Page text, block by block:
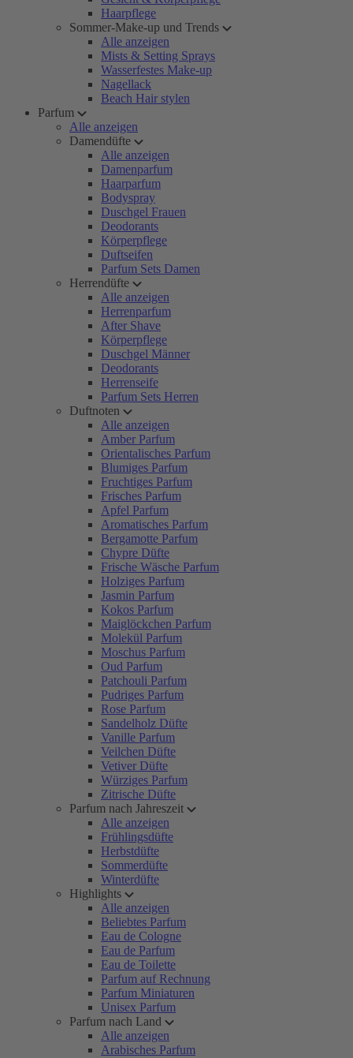
Haarpflege
Sommer-Make-up und Trends
Alle anzeigen
Mists & Setting Sprays
Wasserfestes Make-up
Nagellack
Beach Hair stylen
Parfum
Alle anzeigen
Damendüfte
Alle anzeigen
Damenparfum
Haarparfum
Bodyspray
Duschgel Frauen
Deodorants
Körperpflege
Duftseifen
Parfum Sets Damen
Herrendüfte
Alle anzeigen
Herrenparfum
After Shave
Körperpflege
Duschgel Männer
Deodorants
Herrenseife
Parfum Sets Herren
Duftnoten
Alle anzeigen
Amber Parfum
Orientalisches Parfum
Blumiges Parfum
Fruchtiges Parfum
Frisches Parfum
Apfel Parfum
Aromatisches Parfum
Bergamotte Parfum
Chypre Düfte
Frische Wäsche Parfum
Holziges Parfum
Jasmin Parfum
Kokos Parfum
Maiglöckchen Parfum
Molekül Parfum
Moschus Parfum
Oud Parfum
Patchouli Parfum
Pudriges Parfum
Rose Parfum
Sandelholz Düfte
Vanille Parfum
Veilchen Düfte
Vetiver Düfte
Würziges Parfum
Zitrische Düfte
Parfum nach Jahreszeit
Alle anzeigen
Frühlingsdüfte
Herbstdüfte
Sommerdüfte
Winterdüfte
Highlights
Alle anzeigen
Beliebtes Parfum
Eau de Cologne
Eau de Parfum
Eau de Toilette
Parfum auf Rechnung
Parfum Miniaturen
Unisex Parfum
Parfum nach Land
Alle anzeigen
Arabisches Parfum